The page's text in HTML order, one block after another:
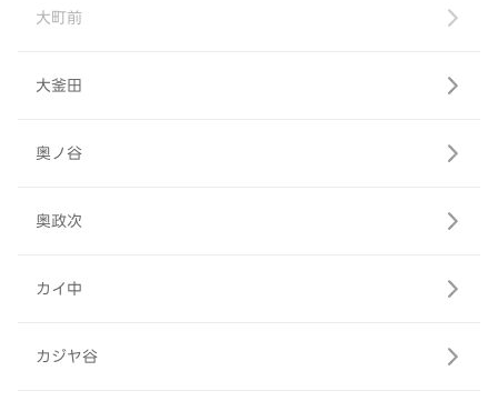
大町前
大釜田
奥ノ谷
奥政次
カイ中
カジヤ谷